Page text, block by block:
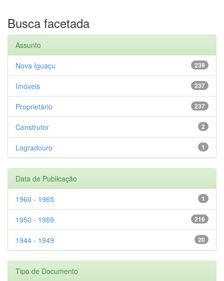
Busca facetada
Assunto
239
Nova Iguaçu
237
Imóveis
237
Proprietário
2
Construtor
1
Logradouro
Data de Publicação
1
1960 - 1965
216
1950 - 1959
20
1944 - 1949
Tipo de Documento